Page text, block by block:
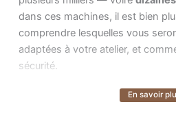
Un cours de27 vidéos.
dans ces machines, il est bien
comprendre lesquelles vous
adaptées à votre atelier, et
sécurité.
En savoir